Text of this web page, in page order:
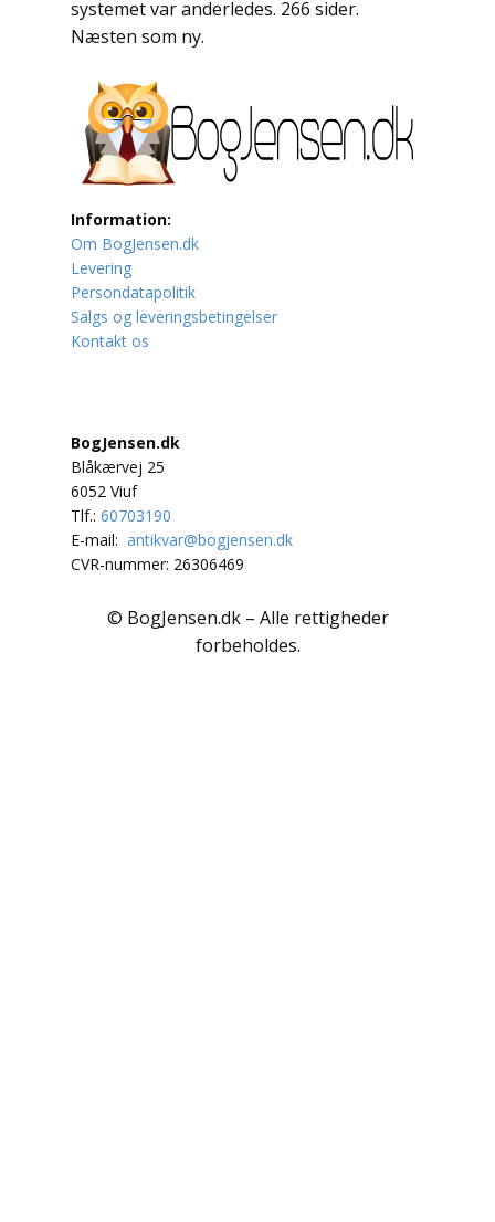
Lufttrafik / Fly
Lystfiskeri
Mad
Mytologi / Sagn / Sagaer
Naturen
Oldtidskundskab
Øvrige
Polarlandene
Psykologi
Samfund / Politik
systemet var anderledes. 266 sider.
Næsten som ny.
Information:
Om BogJensen.dk
Levering
Persondatapolitik
Salgs og leveringsbetingelser
Kontakt os
BogJensen.dk
Blåkærvej 25
6052 Viuf
Tlf.: 60703190
E-mail: antikvar@bogjensen.dk
CVR-nummer: 26306469
© BogJensen.dk – Alle rettigheder
forbeholdes.